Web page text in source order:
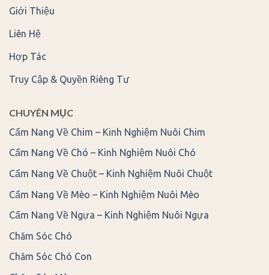
Giới Thiệu
Liên Hệ
Hợp Tác
Truy Cập & Quyền Riêng Tư
CHUYÊN MỤC
Cẩm Nang Về Chim – Kinh Nghiệm Nuôi Chim
Cẩm Nang Về Chó – Kinh Nghiệm Nuôi Chó
Cẩm Nang Về Chuột – Kinh Nghiệm Nuôi Chuột
Cẩm Nang Về Mèo – Kinh Nghiệm Nuôi Mèo
Cẩm Nang Về Ngựa – Kinh Nghiệm Nuôi Ngựa
Chăm Sóc Chó
Chăm Sóc Chó Con